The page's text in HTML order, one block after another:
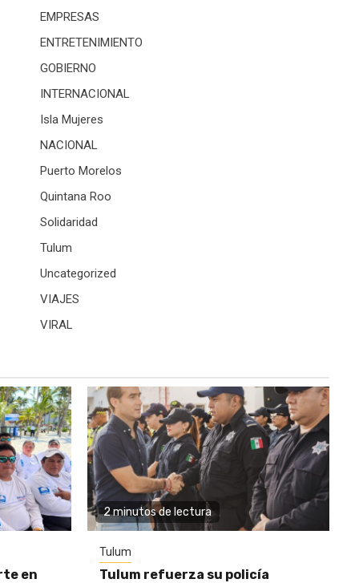
EMPRESAS
ENTRETENIMIENTO
GOBIERNO
INTERNACIONAL
Isla Mujeres
NACIONAL
Puerto Morelos
Quintana Roo
Solidaridad
Tulum
Uncategorized
VIAJES
VIRAL
en
2 minutos de lectura
Tulum
Tulum refuerza su policía